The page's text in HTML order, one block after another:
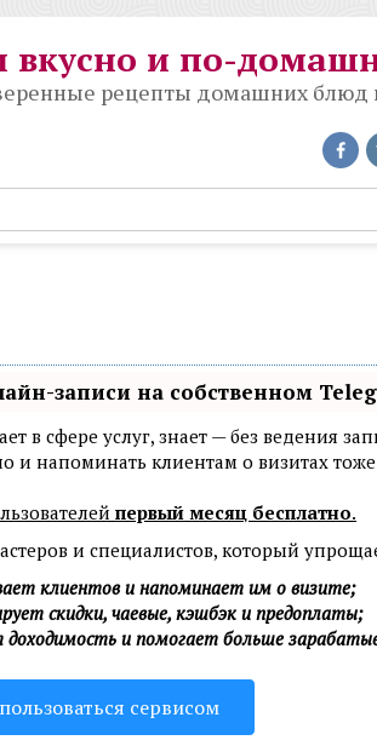
вкусно и по-
рецепты домашних блюд
записи на собственном
в сфере услуг, знает — без ведения
и напоминать клиентам о визитах
первый месяц бесплатно.
и специалистов, который
клиентов и напоминает им о визите;
скидки, чаевые, кэшбэк и предоплаты;
доходимость и помогает больше
сервисом